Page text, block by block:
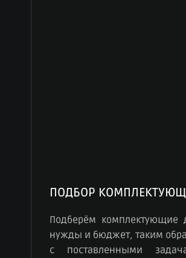
ПОДБОР
Подберём
нужды и бюджет, таким
с поставленными